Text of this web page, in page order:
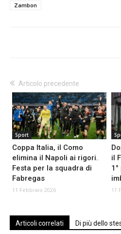
Zambon
Articolo precedente
Sport
Coppa Italia, il Como
elimina il Napoli ai rigori.
Festa per la squadra di
Fabregas
11 Febbraio 2026
il
11
Articoli correlati Di più dello